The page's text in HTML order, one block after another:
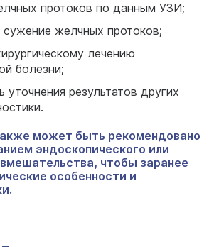
протоков по данным УЗИ;
сужение желчных протоков;
лечению
болезни;
уточнения результатов других
может быть рекомендовано
эндоскопического или
чтобы заранее
особенности и